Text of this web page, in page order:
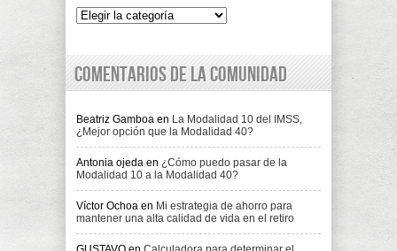
Indice
Comentarios de la comunidad
Beatriz Gamboa en La Modalidad 10 del IMSS,
¿Mejor opción que la Modalidad 40?
Antonia ojeda en ¿Cómo puedo pasar de la
Modalidad 10 a la Modalidad 40?
Víctor Ochoa en Mi estrategia de ahorro para
mantener una alta calidad de vida en el retiro